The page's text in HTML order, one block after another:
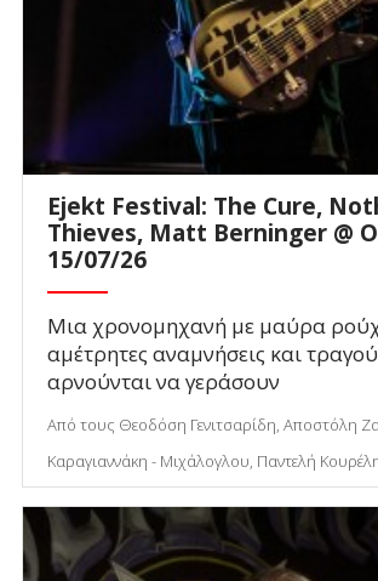
Ejekt Festival: The Cure,
Thieves, Matt Berninger @
15/07/26
Μια χρονομηχανή με μαύρα
αμέτρητες αναμνήσεις και
αρνούνται να γεράσουν
Από τους Θεοδόση Γενιτσαρίδη, Αποστόλη
Καραγιαννάκη - Μιχάλογλου, Παντελή